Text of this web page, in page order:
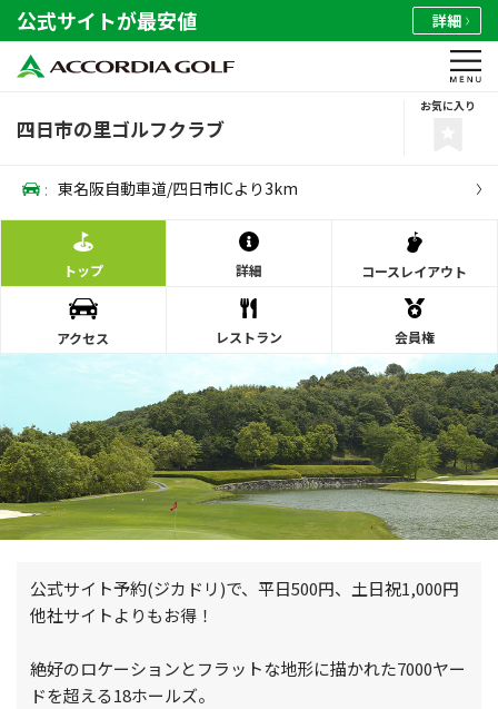
公式サイトが最安値 詳細
四日市の里ゴルフクラブ
お気に入り
: 東名阪自動車道/四日市ICより3km
トップ 詳細 コースレイアウト
アクセス レストラン 会員権
公式サイト予約(ジカドリ)で、平日500円、土日祝1,000円
他社サイトよりもお得！
絶好のロケーションとフラットな地形に描かれた7000ヤー
ドを超える18ホールズ。